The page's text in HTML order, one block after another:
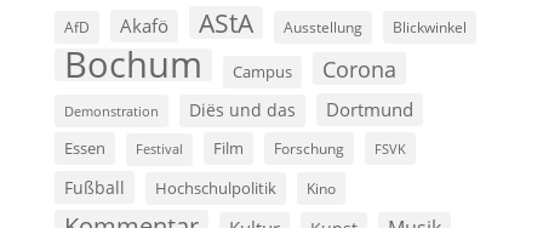
AfD Akafö AStA Ausstellung Blickwinkel
Bochum Campus Corona
Demonstration Diës und das Dortmund
Essen Festival Film Forschung FSVK
Fußball Hochschulpolitik Kino